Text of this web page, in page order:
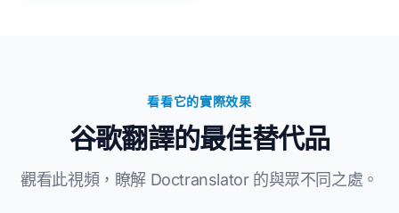
看看它的實際效果
谷歌翻譯的最佳替代品
觀看此視頻，瞭解 Doctranslator 的與眾不同之處。